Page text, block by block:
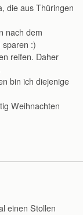
die aus Thüringen
nach dem
sparen :)
reifen. Daher
bin ich diejenige
Weihnachten
einen Stollen